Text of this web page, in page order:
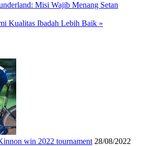
Misi Wajib Menang Setan
Kualitas Ibadah Lebih Baik »
win 2022 tournament 28/08/2022